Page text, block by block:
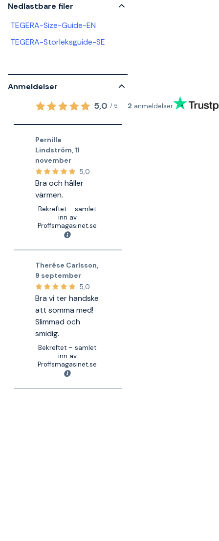
Nedlastbare filer
TEGERA-Size-Guide-EN
TEGERA-Storleksguide-SE
Anmeldelser
5,0 / 5 2 anmeldelser
Pernilla
Lindström,11
november
5,0
Bra och håller
värmen.
Bekreftet – samlet
inn av
Proffsmagasinet.se
Therése Carlsson,
9 september
5,0
Bra vi ter handske
att sömma med!
Slimmad och
smidig.
Bekreftet – samlet
inn av
Proffsmagasinet.se